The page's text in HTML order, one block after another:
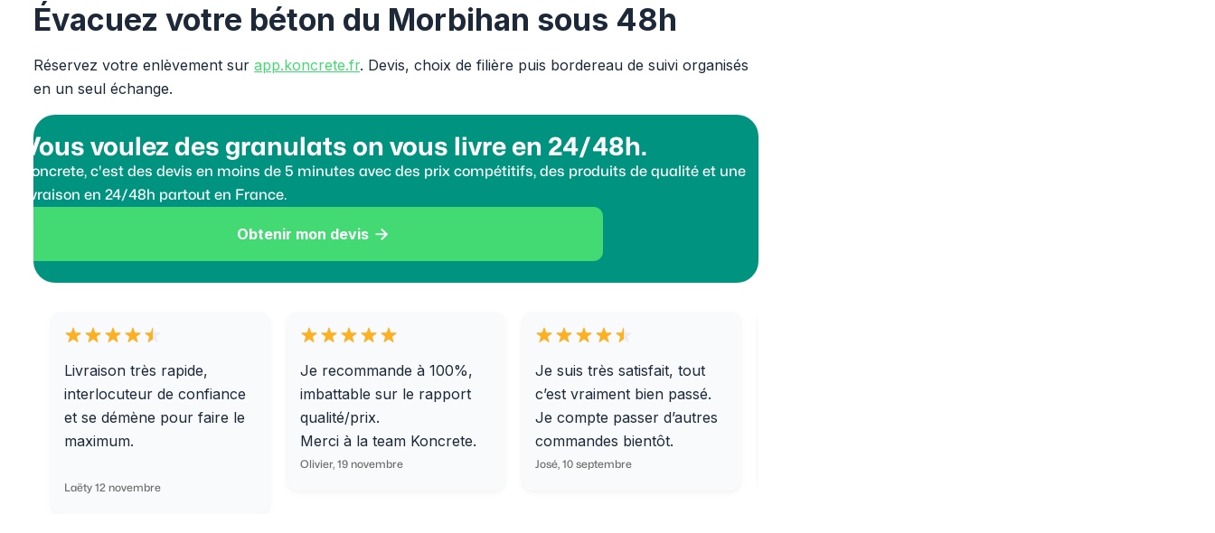
Évacuez votre béton du Morbihan sous 48h
Réservez votre enlèvement surapp.koncrete.fr. Devis, choix de filière puis bordereau de suivi organisés
en un seul échange.
Vous voulez des granulats on vous livre en 24/48h.
Koncrete, c'est des devis en moins de 5 minutes avec des prix compétitifs, des produits de qualité et une
livraison en 24/48h partout en France.
Obtenir mon devis 
Livraison très rapide,
interlocuteur de confiance
et se démène pour faire le
maximum.
Laëty 12 novembre
Je recommande à 100%,
imbattable sur le rapport
qualité/prix.
Merci à la team Koncrete.
Olivier, 19 novembre
Je suis très satisfait, tout
c’est vraiment bien passé.
Je compte passer d’autres
commandes bientôt.
José, 10 septembre